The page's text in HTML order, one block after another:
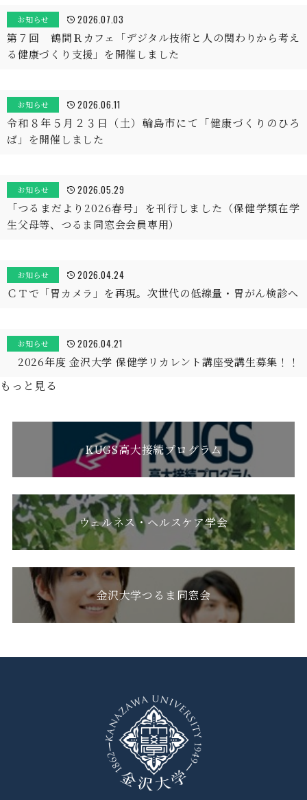
お知らせ 2026.07.03
第７回 鶴間Ｒカフェ「デジタル技術と人の関わりから考え
る健康づくり支援」を開催しました
お知らせ 2026.06.11
令和８年５月２３日（土）輪島市にて「健康づくりのひろ
ば」を開催しました
お知らせ 2026.05.29
「つるまだより2026春号」を刊行しました（保健学類在学
生父母等、つるま同窓会会員専用）
お知らせ 2026.04.24
ＣＴで「胃カメラ」を再現。次世代の低線量・胃がん検診へ
お知らせ 2026.04.21
2026年度 金沢大学 保健学リカレント講座受講生募集！！
もっと見る
KUGS高大接続プログラム
ウェルネス・ヘルスケア学会
金沢大学つるま同窓会